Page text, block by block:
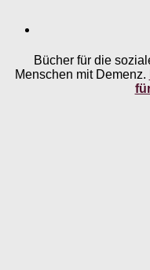
Bücher für die
Menschen mit Demenz.